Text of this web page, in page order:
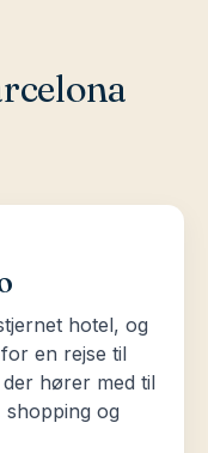
hotel, og
en rejse til
hører med til
og